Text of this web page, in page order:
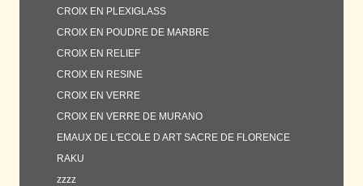
CROIX EN PLEXIGLASS
CROIX EN POUDRE DE MARBRE
CROIX EN RELIEF
CROIX EN RESINE
CROIX EN VERRE
CROIX EN VERRE DE MURANO
EMAUX DE L'ECOLE D ART SACRE DE FLORENCE
RAKU
zzzz